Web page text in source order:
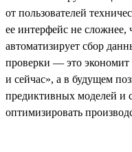
от пользователей
ее интерфейс не
автоматизирует сбор
проверки — это экономит
и сейчас», а в будущем
предиктивных моделей и
оптимизировать